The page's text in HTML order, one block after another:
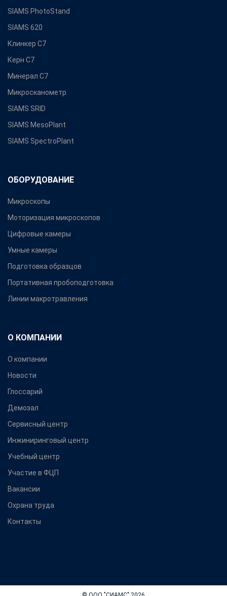
SIAMS PhotoStand
SIAMS 620
Клинкер С7
Керн С7
Минерал С7
Микросканометр
SIAMS SRID
SIAMS MesoPlant
SIAMS SpectroPlant
ОБОРУДОВАНИЕ
Микроскопы
Моторизация микроскопов
Цифровые камеры
Умные камеры
Подготовка образцов
Портативная пробоподготовка
Линии макротравления
О КОМПАНИИ
О компании
Новости
Глоссарий
Демозал
Сервисный центр
Инжиниринговый центр
Учебный центр
Участие в ФЦП
Вакансии
Охрана труда
Контакты